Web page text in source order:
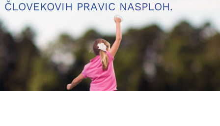
ČLOVEKOVIH PRAVIC NASPLOH.